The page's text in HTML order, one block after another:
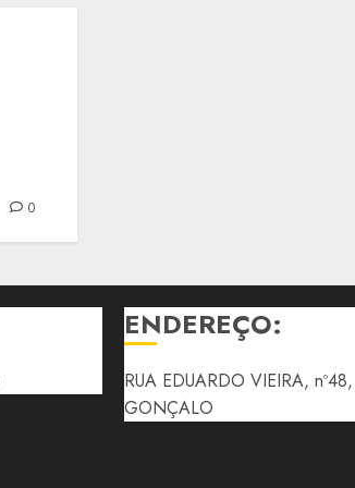
0
ENDEREÇO:
RUA EDUARDO VIEIRA,
GONÇALO